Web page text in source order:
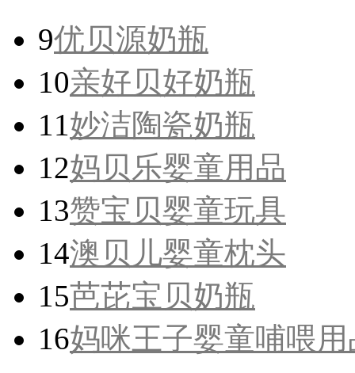
9优贝源奶瓶
10亲好贝好奶瓶
11妙洁陶瓷奶瓶
12妈贝乐婴童用品
13赞宝贝婴童玩具
14澳贝儿婴童枕头
15芭芘宝贝奶瓶
16妈咪王子婴童哺喂用